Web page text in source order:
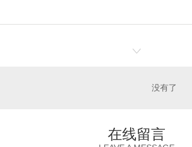
没有了
在线留言